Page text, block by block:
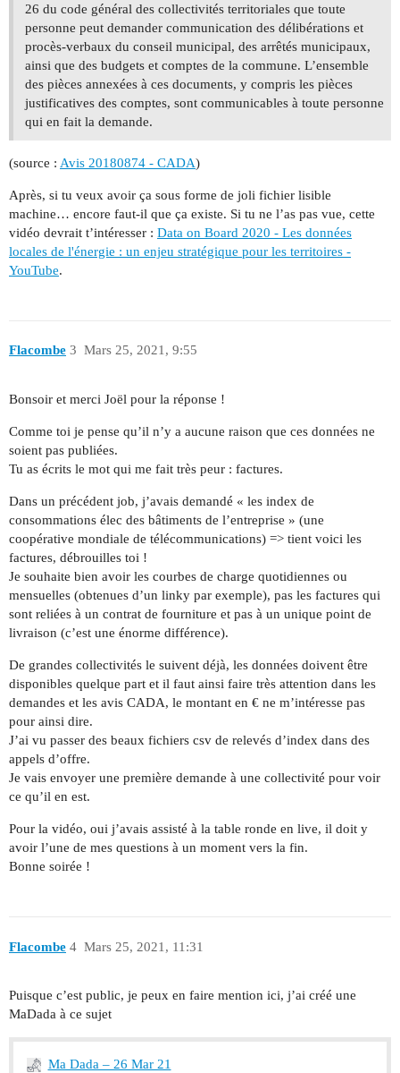
26 du code général des collectivités territoriales que toute
personne peut demander communication des délibérations et
procès-verbaux du conseil municipal, des arrêtés municipaux,
ainsi que des budgets et comptes de la commune. L’ensemble
des pièces annexées à ces documents, y compris les pièces
justificatives des comptes, sont communicables à toute personne
qui en fait la demande.
(source : Avis 20180874 - CADA)
Après, si tu veux avoir ça sous forme de joli fichier lisible
machine… encore faut-il que ça existe. Si tu ne l’as pas vue, cette
vidéo devrait t’intéresser : Data on Board 2020 - Les données
locales de l'énergie : un enjeu stratégique pour les territoires -
YouTube.
Flacombe Mars 25, 2021, 9:55
3
Bonsoir et merci Joël pour la réponse !
Comme toi je pense qu’il n’y a aucune raison que ces données ne
soient pas publiées.
Tu as écrits le mot qui me fait très peur : factures.
Dans un précédent job, j’avais demandé « les index de
consommations élec des bâtiments de l’entreprise » (une
coopérative mondiale de télécommunications) => tient voici les
factures, débrouilles toi !
Je souhaite bien avoir les courbes de charge quotidiennes ou
mensuelles (obtenues d’un linky par exemple), pas les factures qui
sont reliées à un contrat de fourniture et pas à un unique point de
livraison (c’est une énorme différence).
De grandes collectivités le suivent déjà, les données doivent être
disponibles quelque part et il faut ainsi faire très attention dans les
demandes et les avis CADA, le montant en € ne m’intéresse pas
pour ainsi dire.
J’ai vu passer des beaux fichiers csv de relevés d’index dans des
appels d’offre.
Je vais envoyer une première demande à une collectivité pour voir
ce qu’il en est.
Pour la vidéo, oui j’avais assisté à la table ronde en live, il doit y
avoir l’une de mes questions à un moment vers la fin.
Bonne soirée !
Flacombe Mars 25, 2021, 11:31
4
Puisque c’est public, je peux en faire mention ici, j’ai créé une
MaDada à ce sujet
Ma Dada – 26 Mar 21